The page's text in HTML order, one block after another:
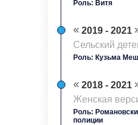
Роль: Витя
2019 - 2021
Сельский
Роль: Кузьма
2018 - 2021
Женская
Роль:
полиции